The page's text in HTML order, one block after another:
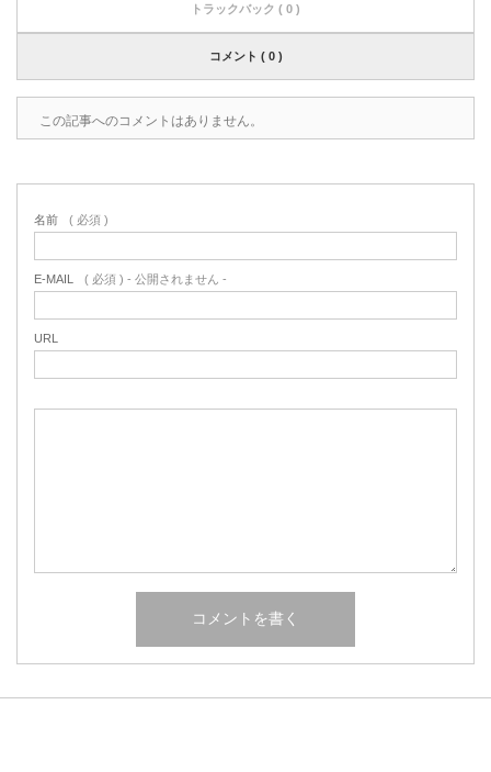
トラックバック ( 0 )
コメント ( 0 )
この記事へのコメントはありません。
名前 ( 必須 )
E-MAIL ( 必須 ) - 公開されません -
URL